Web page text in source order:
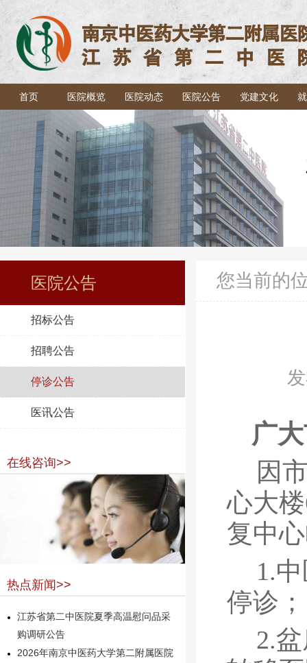
首页 医院概览 医院动态 医院公告 党建文化
医院公告
招标公告
招聘公告
停诊公告
医讯公告
在线咨询>>
热点新闻>>
江苏省第二中医院夏季高温慰问品采
购调研公告
2026年南京中医药大学第二附属医院
您当前的
广
因
心大楼
复中
1.
停诊；
2.